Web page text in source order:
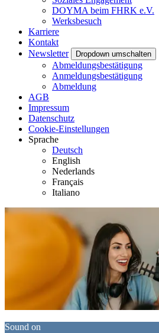
DOYMA beim FHRK e.V.
Werksbesuch
Karriere
Kontakt
Newsletter
Dropdown umschalten
Abmeldungsbestätigung
Anmeldungsbestätigung
Abmeldung
AGB
Impressum
Datenschutz
Cookie-Einstellungen
Sprache
Deutsch
English
Nederlands
Français
Italiano
Sound on